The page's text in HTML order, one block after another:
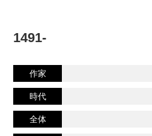
1491-
作家
時代
全体